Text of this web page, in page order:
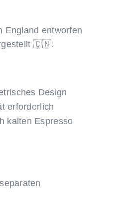
England entworfen
🇨🇳.
Design
erforderlich
kalten Espresso